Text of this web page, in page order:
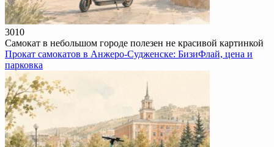
3010
Самокат в небольшом городе полезен не красивой картинкой
Прокат самокатов в Анжеро-Судженске: БизиФлай, цена и
парковка